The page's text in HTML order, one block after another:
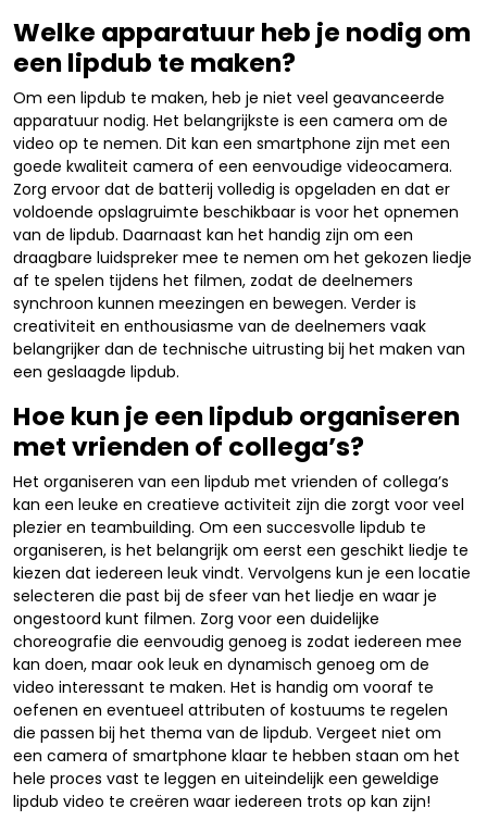
Welke apparatuur heb je nodig om
een lipdub te maken?
Om een lipdub te maken, heb je niet veel geavanceerde
apparatuur nodig. Het belangrijkste is een camera om de
video op te nemen. Dit kan een smartphone zijn met een
goede kwaliteit camera of een eenvoudige videocamera.
Zorg ervoor dat de batterij volledig is opgeladen en dat er
voldoende opslagruimte beschikbaar is voor het opnemen
van de lipdub. Daarnaast kan het handig zijn om een
draagbare luidspreker mee te nemen om het gekozen liedje
af te spelen tijdens het filmen, zodat de deelnemers
synchroon kunnen meezingen en bewegen. Verder is
creativiteit en enthousiasme van de deelnemers vaak
belangrijker dan de technische uitrusting bij het maken van
een geslaagde lipdub.
Hoe kun je een lipdub organiseren
met vrienden of collega’s?
Het organiseren van een lipdub met vrienden of collega’s
kan een leuke en creatieve activiteit zijn die zorgt voor veel
plezier en teambuilding. Om een succesvolle lipdub te
organiseren, is het belangrijk om eerst een geschikt liedje te
kiezen dat iedereen leuk vindt. Vervolgens kun je een locatie
selecteren die past bij de sfeer van het liedje en waar je
ongestoord kunt filmen. Zorg voor een duidelijke
choreografie die eenvoudig genoeg is zodat iedereen mee
kan doen, maar ook leuk en dynamisch genoeg om de
video interessant te maken. Het is handig om vooraf te
oefenen en eventueel attributen of kostuums te regelen
die passen bij het thema van de lipdub. Vergeet niet om
een camera of smartphone klaar te hebben staan om het
hele proces vast te leggen en uiteindelijk een geweldige
lipdub video te creëren waar iedereen trots op kan zijn!